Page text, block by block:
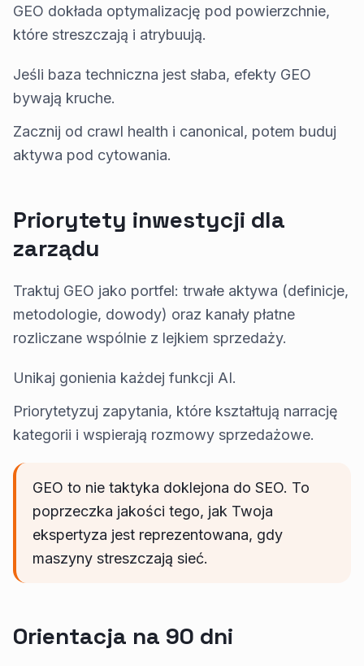
GEO dokłada optymalizację pod powierzchnie,
które streszczają i atrybuują.
Jeśli baza techniczna jest słaba, efekty GEO
bywają kruche.
Zacznij od crawl health i canonical, potem buduj
aktywa pod cytowania.
Priorytety inwestycji dla
zarządu
Traktuj GEO jako portfel: trwałe aktywa (definicje,
metodologie, dowody) oraz kanały płatne
rozliczane wspólnie z lejkiem sprzedaży.
Unikaj gonienia każdej funkcji AI.
Priorytetyzuj zapytania, które kształtują narrację
kategorii i wspierają rozmowy sprzedażowe.
GEO to nie taktyka doklejona do SEO. To
poprzeczka jakości tego, jak Twoja
ekspertyza jest reprezentowana, gdy
maszyny streszczają sieć.
Orientacja na 90 dni